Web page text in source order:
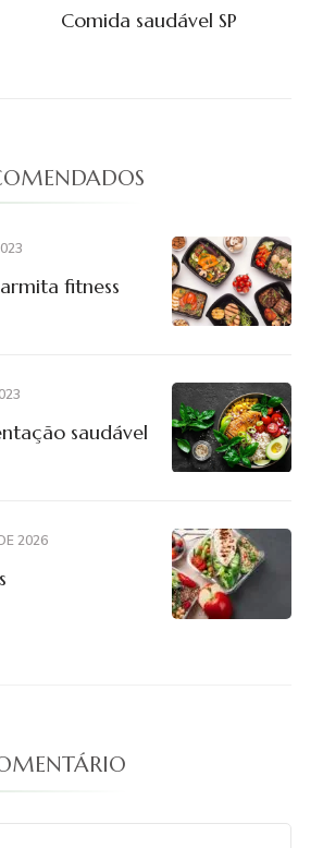
Comida saudável SP
fitness
saudável
2026